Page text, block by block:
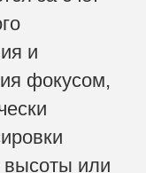
и
фокусом,
высоты или